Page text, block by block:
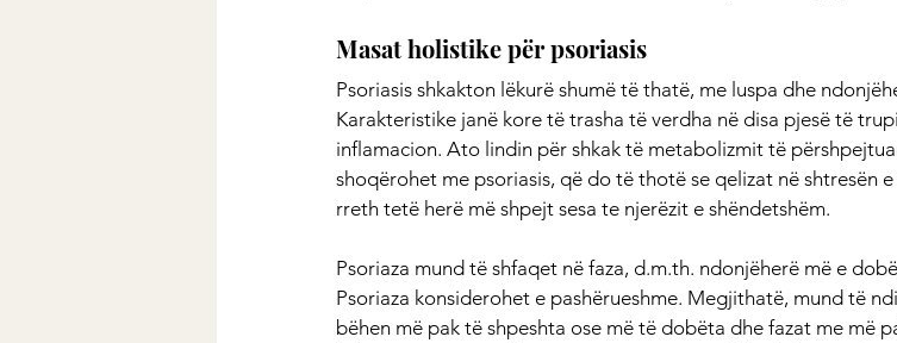
Masat holistike për psoriasis
Psoriasis shkakton lëkurë shumë të thatë, me luspa dhe
Karakteristike janë kore të trasha të verdha në disa pjesë të
inflamacion. Ato lindin për shkak të metabolizmit të
shoqërohet me psoriasis, që do të thotë se qelizat në shtresën
rreth tetë herë më shpejt sesa te njerëzit e shëndetshëm.
Psoriaza mund të shfaqet në faza, d.m.th. ndonjëherë më e
Psoriaza konsiderohet e pashërueshme. Megjithatë, mund të
bëhen më pak të shpeshta ose më të dobëta dhe fazat me më